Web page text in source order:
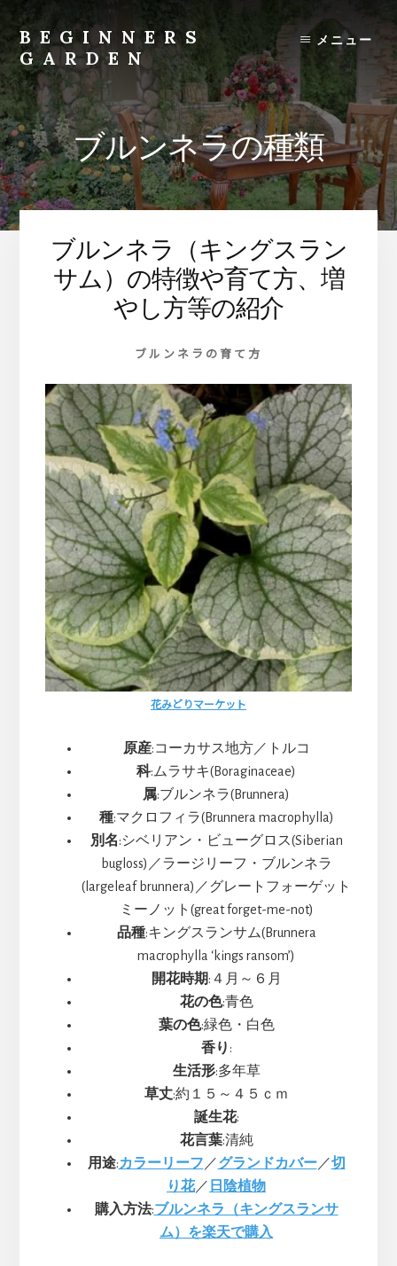
content
BEGINNERS
GARDEN
植
物
の
種
類
や
育
メニュー
ブルンネラの種類
ブルンネラ（キングスラン
サム）の特徴や育て方、増
やし方等の紹介
ブルンネラの育て方
花みどりマーケット
原産:コーカサス地方／トルコ
科:ムラサキ(Boraginaceae)
属:ブルンネラ(Brunnera)
種:マクロフィラ(Brunnera macrophylla)
別名:シベリアン・ビューグロス(Siberian
bugloss)／ラージリーフ・ブルンネラ
(largeleaf brunnera)／グレートフォーゲット
ミーノット(great forget-me-not)
品種:キングスランサム(Brunnera
macrophylla ‘kings ransom’)
開花時期:４月～６月
花の色:青色
葉の色:緑色・白色
香り :
生活形:多年草
草丈:約１５～４５ｃｍ
誕生花:
花言葉:清純
用途:カラーリーフ ／グランドカバー／切
り花／ 日陰植物
購入方法:ブルンネラ（キングスランサ
ム）を楽天で購入